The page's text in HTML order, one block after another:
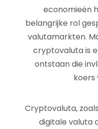
economieën
belangrijke rol
valutamarkten.
cryptovaluta is
ontstaan die
koers
Cryptovaluta,
digitale valuta